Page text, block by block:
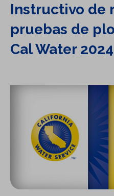
Instructivo de
pruebas de
Cal Water 2024
Cómo configurar su cuenta